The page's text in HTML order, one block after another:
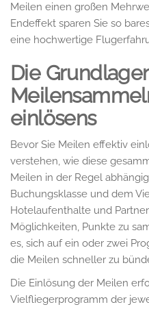
Meilen einen großen
Endeffekt sparen Sie so
eine hochwertige
Die
einlösens
Bevor Sie Meilen effektiv
verstehen, wie diese
Meilen in der Regel
Buchungsklasse und dem
Hotelaufenthalte und
Möglichkeiten, Punkte zu
es, sich auf ein oder zwei
die Meilen schneller zu
Die Einlösung der Meilen
Vielfliegerprogramm der